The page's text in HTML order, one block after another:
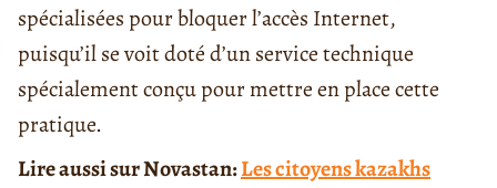
spécialisées pour bloquer l’accès Internet,
puisqu’il se voit doté d’un service technique
spécialement conçu pour mettre en place cette
pratique.
Lire aussi sur Novastan:Les citoyens kazakhs